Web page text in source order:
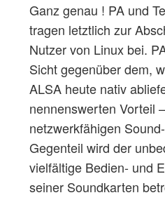
Ganz genau ! PA und
tragen letztlich zur
Nutzer von Linux bei.
Sicht gegenüber dem,
ALSA heute nativ
nennenswerten Vorteil
netzwerkfähigen
Gegenteil wird der
vielfältige Bedien- und
seiner Soundkarten